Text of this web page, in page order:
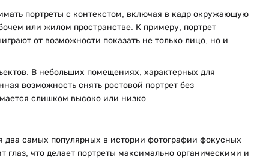
портреты с контекстом, включая в кадр окружающую
или жилом пространстве. К примеру, портрет
от возможности показать не только лицо, но и
В небольших помещениях, характерных для
возможность снять ростовой портрет без
слишком высоко или низко.
два самых популярных в истории фотографии фокусных
что делает портреты максимально органическими и